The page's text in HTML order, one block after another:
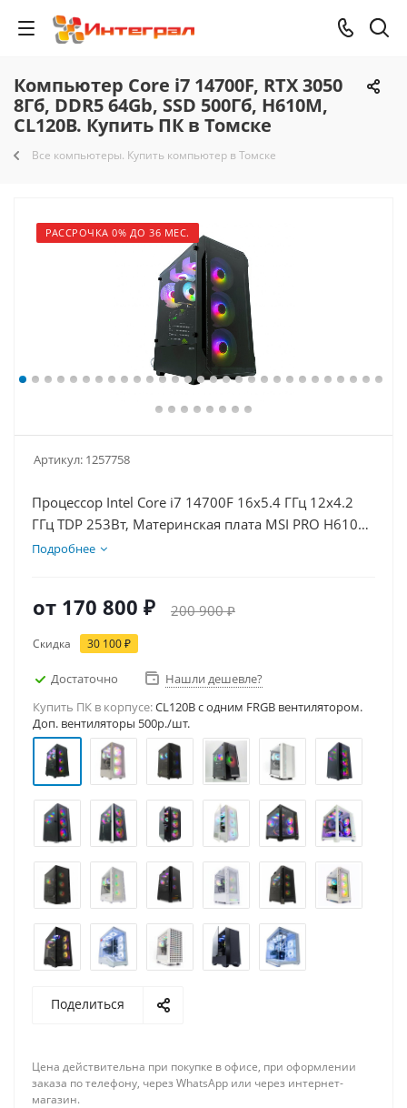
Компьютер Core i7 14700F, RTX 3050
8Гб, DDR5 64Gb, SSD 500Гб, H610M,
CL120B. Купить ПК в Томске
Все компьютеры. Купить компьютер в Томске
РАССРОЧКА 0% ДО 36 МЕС.
Артикул: 1257758
Процессор Intel Core i7 14700F 16x5.4 ГГц 12x4.2
ГГц TDP 253Вт, Материнская плата MSI PRO H610M-
E D5, Видеокарта RTX 3050 8Гб, Память
Подробнее
от 170 800 ₽ 200 900 ₽
Скидка 30 100 ₽
Достаточно
Нашли дешевле?
Купить ПК в корпусе:CL120B c одним FRGB вентилятором.
Доп. вентиляторы 500р./шт.
Поделиться
Цена действительна при покупке в офисе, при оформлении
заказа по телефону, через WhatsApp или через интернет-
магазин.